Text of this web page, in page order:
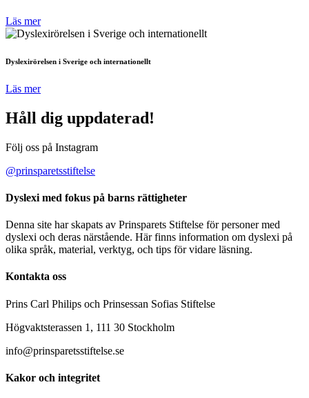
Läs mer
Dyslexirörelsen i Sverige och internationellt
Läs mer
Håll dig uppdaterad!
Följ oss på Instagram
@prinsparetsstiftelse
Dyslexi med fokus på barns rättigheter
Denna site har skapats av Prinsparets Stiftelse för personer med
dyslexi och deras närstående. Här finns information om dyslexi på
olika språk, material, verktyg, och tips för vidare läsning.
Kontakta oss
Prins Carl Philips och Prinsessan Sofias Stiftelse
Högvaktsterassen 1, 111 30 Stockholm
info@prinsparetsstiftelse.se
Kakor och integritet